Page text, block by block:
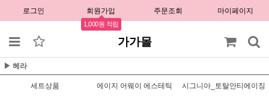
로그인 회원가입
1,000원 적립
주문조회 마이페이지
가가몰
▶ 헤라
세트상품 에이지 어웨이 에스테틱 시그니아_토탈안티에이징